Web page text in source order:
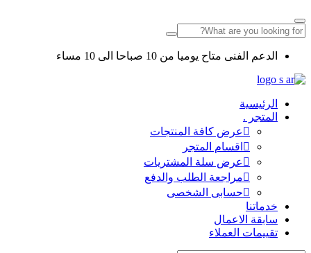
الدعم الفنى متاح يوميا من 10 صباحا الى 10 مساء
الرئيسية
المتجر .
عرض كافة المنتجات
اقسام المتجر
عرض سلة المشتريات
مراجعة الطلب والدفع
حسابى الشخصى
خدماتنا
سابقة الاعمال
تقييمات العملاء